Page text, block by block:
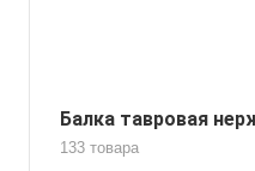
Балка тавровая
133 товара